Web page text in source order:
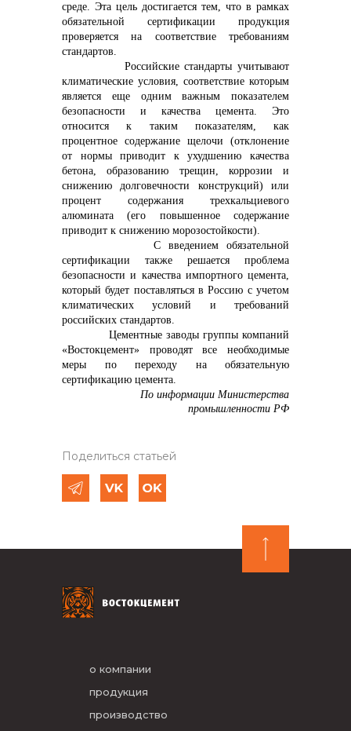
среде. Эта цель достигается тем, что в рамках
обязательной сертификации продукция
проверяется на соответствие требованиям
стандартов.
Российские стандарты учитывают
климатические условия, соответствие которым
является еще одним важным показателем
безопасности и качества цемента. Это
относится к таким показателям, как
процентное содержание щелочи (отклонение
от нормы приводит к ухудшению качества
бетона, образованию трещин, коррозии и
снижению долговечности конструкций) или
процент содержания трехкальциевого
алюмината (его повышенное содержание
приводит к снижению морозостойкости).
С введением обязательной
сертификации также решается проблема
безопасности и качества импортного цемента,
который будет поставляться в Россию с учетом
климатических условий и требований
российских стандартов.
Цементные заводы группы компаний
«Востокцемент» проводят все необходимые
меры по переходу на обязательную
сертификацию цемента.
По информации Министерства
промышленности РФ
Поделиться статьей
о компании
продукция
производство